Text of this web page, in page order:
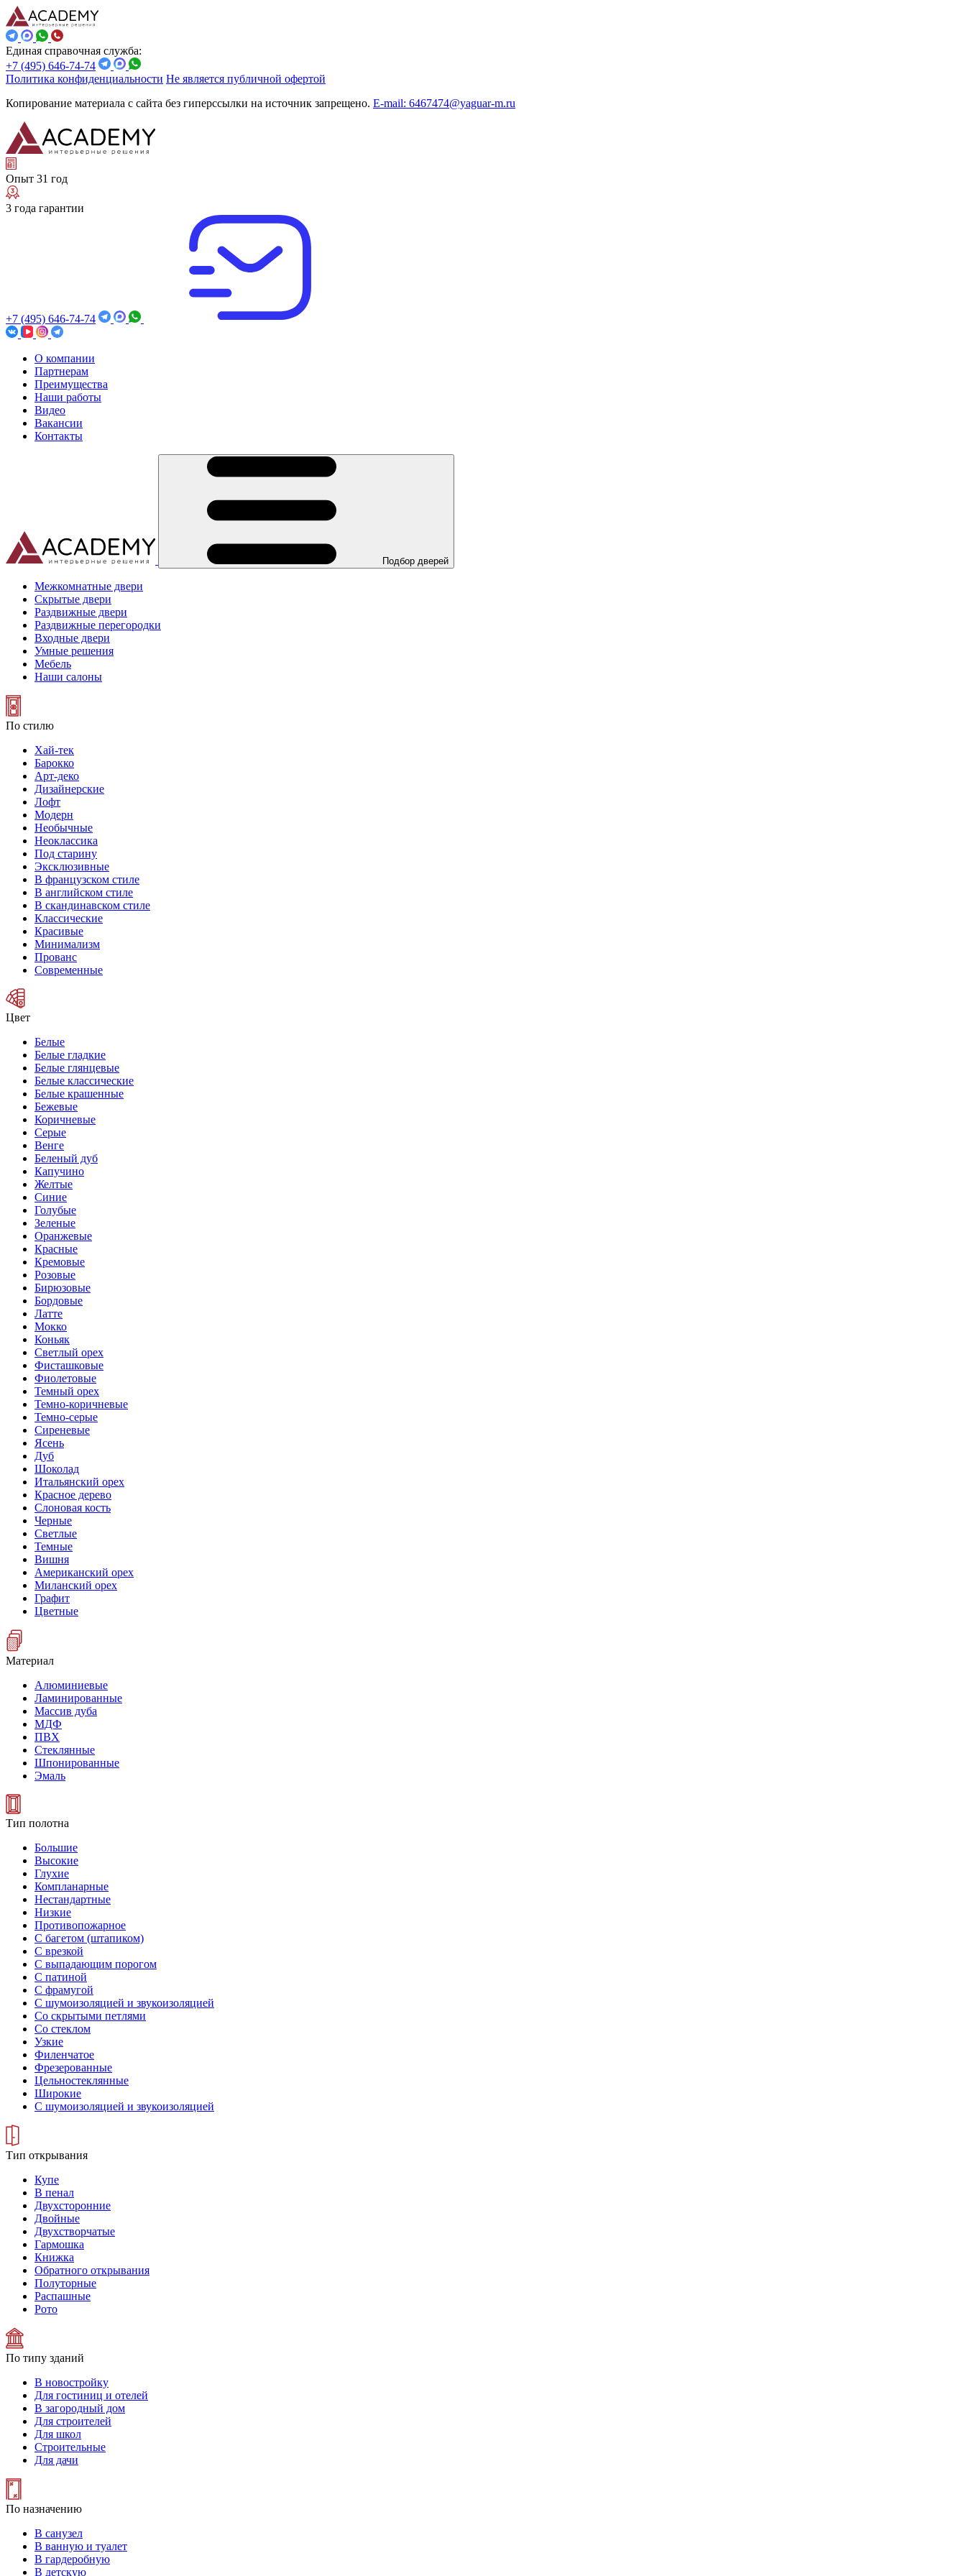
Единая справочная служба:
+7 (495) 646-74-74
Политика конфиденциальности Не является публичной офертой
Копирование материала с сайта без гиперссылки на источник запрещено. E-mail: 6467474@yaguar-m.ru
Опыт 31 год
3 года гарантии
+7 (495) 646-74-74
О компании
Партнерам
Преимущества
Наши работы
Видео
Вакансии
Контакты
Подбор дверей
Межкомнатные двери
Скрытые двери
Раздвижные двери
Раздвижные перегородки
Входные двери
Умные решения
Мебель
Наши салоны
По стилю
Хай-тек
Барокко
Арт-деко
Дизайнерские
Лофт
Модерн
Необычные
Неоклассика
Под старину
Эксклюзивные
В французском стиле
В английском стиле
В скандинавском стиле
Классические
Красивые
Минимализм
Прованс
Современные
Цвет
Белые
Белые гладкие
Белые глянцевые
Белые классические
Белые крашенные
Бежевые
Коричневые
Серые
Венге
Беленый дуб
Капучино
Желтые
Синие
Голубые
Зеленые
Оранжевые
Красные
Кремовые
Розовые
Бирюзовые
Бордовые
Латте
Мокко
Коньяк
Светлый орех
Фисташковые
Фиолетовые
Темный орех
Темно-коричневые
Темно-серые
Сиреневые
Ясень
Дуб
Шоколад
Итальянский орех
Красное дерево
Слоновая кость
Черные
Светлые
Темные
Вишня
Американский орех
Миланский орех
Графит
Цветные
Материал
Алюминиевые
Ламинированные
Массив дуба
МДФ
ПВХ
Стеклянные
Шпонированные
Эмаль
Тип полотна
Большие
Высокие
Глухие
Компланарные
Нестандартные
Низкие
Противопожарное
С багетом (штапиком)
С врезкой
С выпадающим порогом
С патиной
С фрамугой
С шумоизоляцией и звукоизоляцией
Со скрытыми петлями
Со стеклом
Узкие
Филенчатое
Фрезерованные
Цельностеклянные
Широкие
С шумоизоляцией и звукоизоляцией
Тип открывания
Купе
В пенал
Двухсторонние
Двойные
Двухстворчатые
Гармошка
Книжка
Обратного открывания
Полуторные
Распашные
Рото
По типу зданий
В новостройку
Для гостиниц и отелей
В загородный дом
Для строителей
Для школ
Строительные
Для дачи
По назначению
В санузел
В ванную и туалет
В гардеробную
В детскую